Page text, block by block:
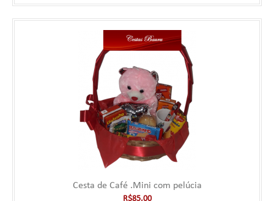
Cesta de Café .Mini
***** Este produto deve ser pedido com no mínimo 1 hora de
R$64,00
Cesta de Café .Mini com pelúcia
R$85,00